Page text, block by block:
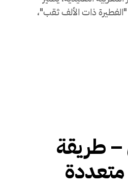
ذات الألف ثقب"،
– طريقة